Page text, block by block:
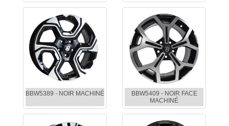
BBW5389 - NOIR MACHINÉ
BBW5409 - NOIR FACE
MACHINÉ